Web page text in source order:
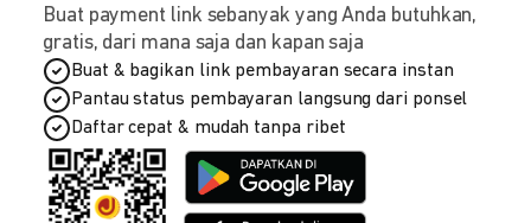
Buat payment link sebanyak yang Anda butuhkan,
gratis, dari mana saja dan kapan saja
Buat & bagikan link pembayaran secara instan
Pantau status pembayaran langsung dari ponsel
Daftar cepat & mudah tanpa ribet